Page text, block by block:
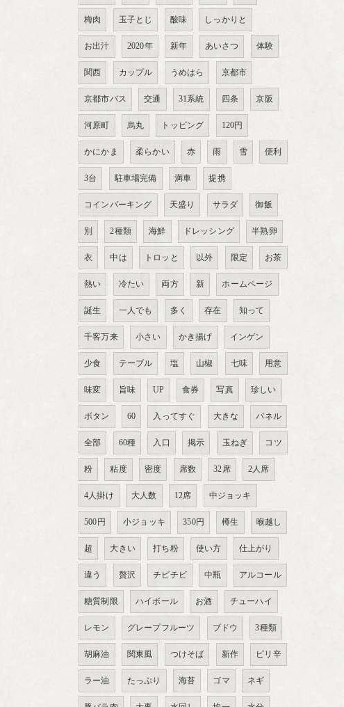
梅肉 玉子とじ 酸味 しっかりと
お出汁 2020年 新年 あいさつ 体験
関西 カップル うめはら 京都市
京都市バス 交通 31系統 四条 京阪
河原町 烏丸 トッピング 120円
かにかま 柔らかい 赤 雨 雪 便利
3台 駐車場完備 満車 提携
コインパーキング 天盛り サラダ 御飯
別 2種類 海鮮 ドレッシング 半熟卵
衣 中は トロッと 以外 限定 お茶
熱い 冷たい 両方 新 ホームページ
誕生 一人でも 多く 存在 知って
千客万来 小さい かき揚げ インゲン
少食 テーブル 塩 山椒 七味 用意
味変 旨味 UP 食券 写真 珍しい
ボタン 60 入ってすぐ 大きな パネル
全部 60種 入口 掲示 玉ねぎ コツ
粉 粘度 密度 席数 32席 2人席
4人掛け 大人数 12席 中ジョッキ
500円 小ジョッキ 350円 樽生 喉越し
超 大きい 打ち粉 使い方 仕上がり
違う 贅沢 チビチビ 中瓶 アルコール
糖質制限 ハイボール お酒 チューハイ
レモン グレープフルーツ ブドウ 3種類
胡麻油 関東風 つけそば 新作 ピリ辛
ラー油 たっぷり 海苔 ゴマ ネギ